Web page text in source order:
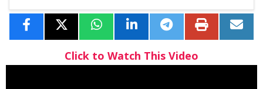
Click to Watch This Video